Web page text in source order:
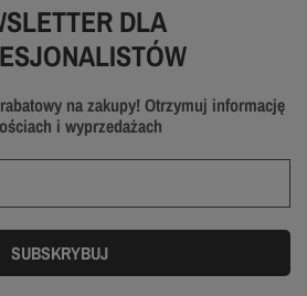
DLA
na zakupy! Otrzymuj informację
i wyprzedażach